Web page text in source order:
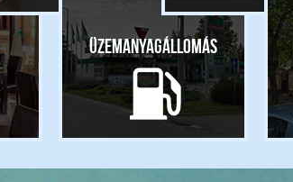
Üzemanyagállomás